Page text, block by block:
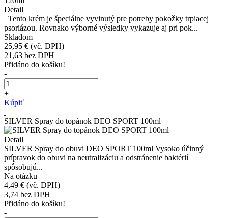
Detail
Tento krém je špeciálne vyvinutý pre potreby pokožky trpiacej
psoriázou. Rovnako výborné výsledky vykazuje aj pri pok...
Skladom
25,95 € (vč. DPH)
21,63 bez DPH
Přidáno do košíku!
-
+
Kúpiť
SILVER Spray do topánok DEO SPORT 100ml
Detail
SILVER Spray do obuvi DEO SPORT 100ml Vysoko účinný
prípravok do obuvi na neutralizáciu a odstránenie baktérií
spôsobujú...
Na otázku
4,49 € (vč. DPH)
3,74 bez DPH
Přidáno do košíku!
-